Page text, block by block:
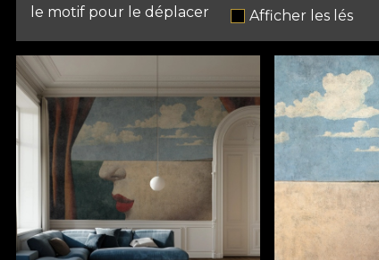
le motif pour le déplacer
Afficher les lés